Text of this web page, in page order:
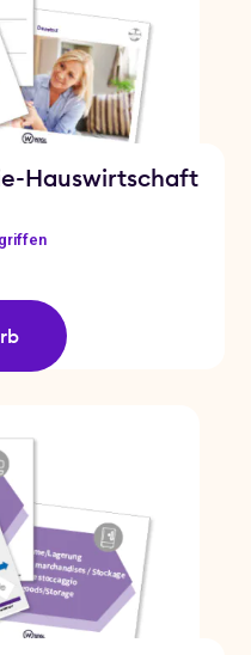
Hauswirtschaft